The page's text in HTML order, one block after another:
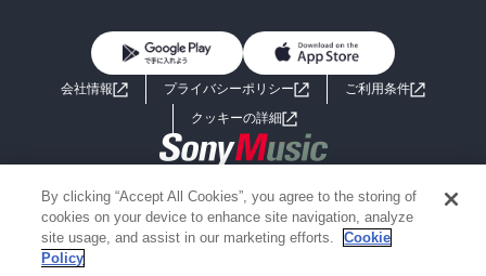
ライトノベル 男子向けラノベ
小説
海外小説
ミステリー SF
歴史・時代小説
よくあるご質問 お問い合わせ
会社情報 プライバシーポリシー
ご利用条件
クッキーの詳細
Copyright 2017 - 2026 Sony Music Entertainment(Japan) Inc.
Information on the site is for the Japan domestic market only
powered by
By clicking “Accept All Cookies”, you agree to the storing of
cookies on your device to enhance site navigation, analyze
site usage, and assist in our marketing efforts.
Cookie
Policy